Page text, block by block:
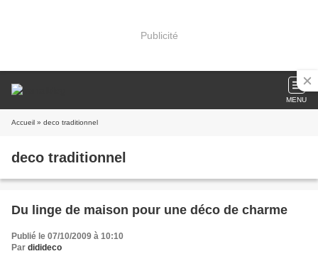
Publicité
MENU
Accueil » deco traditionnel
deco traditionnel
Du linge de maison pour une déco de charme
Publié le 07/10/2009 à 10:10
Par didideco